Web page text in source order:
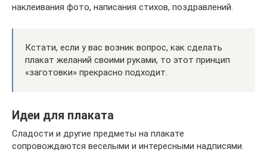
наклеивания фото, написания стихов, поздравлений.
Кстати, если у вас возник вопрос, как сделать
плакат желаний своими руками, то этот принцип
«заготовки» прекрасно подходит.
Идеи для плаката
Сладости и другие предметы на плакате
сопровождаются веселыми и интересными надписями.